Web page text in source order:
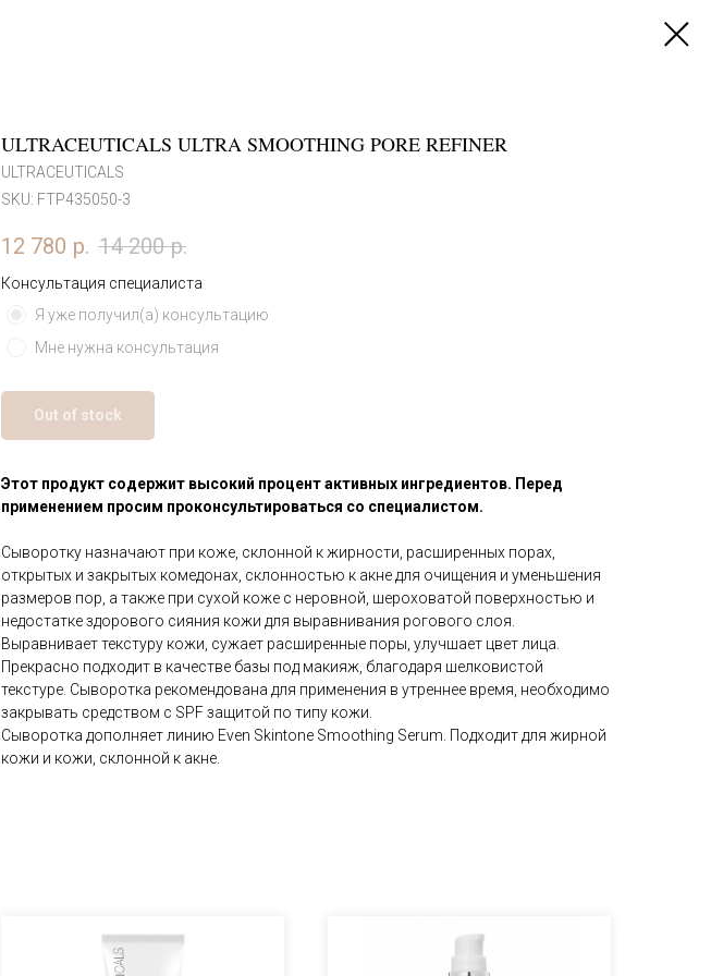
ULTRACEUTICALS ULTRA SMOOTHING PORE REFINER
ULTRACEUTICALS
SKU: FTP435050-3
12 780 р. 14 200 р.
Консультация специалиста
Я уже получил(а) консультацию
Мне нужна консультация
Out of stock
Этот продукт содержит высокий процент активных ингредиентов. Перед
применением просим проконсультироваться со специалистом.
Сыворотку назначают при коже, склонной к жирности, расширенных порах,
открытых и закрытых комедонах, склонностью к акне для очищения и уменьшения
размеров пор, а также при сухой коже с неровной, шероховатой поверхностью и
недостатке здорового сияния кожи для выравнивания рогового слоя.
Выравнивает текстуру кожи, сужает расширенные поры, улучшает цвет лица.
Прекрасно подходит в качестве базы под макияж, благодаря шелковистой
текстуре. Сыворотка рекомендована для применения в утреннее время, необходимо
закрывать средством c SPF защитой по типу кожи.
Сыворотка дополняет линию Even Skintone Smoothing Serum. Подходит для жирной
кожи и кожи, склонной к акне.